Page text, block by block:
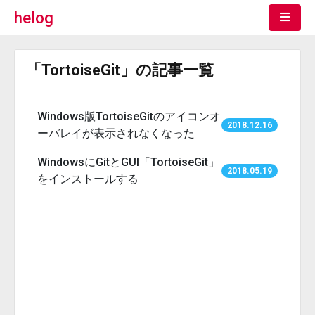
helog
「TortoiseGit」の記事一覧
Windows版TortoiseGitのアイコンオ
ーバレイが表示されなくなった
2018.12.16
WindowsにGitとGUI「TortoiseGit」
をインストールする
2018.05.19